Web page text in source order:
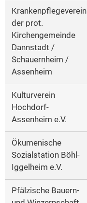
Krankenpflegeverein
der prot.
Kirchengemeinde
Dannstadt /
Schauernheim /
Assenheim
Kulturverein
Hochdorf-
Assenheim e.V.
Ökumenische
Sozialstation Böhl-
Iggelheim e.V.
Pfälzische Bauern-